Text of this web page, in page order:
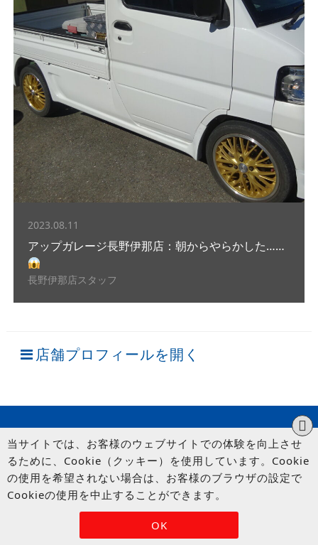
2023.08.11
アップガレージ長野伊那店：朝からやらかした……
長野伊那店スタッフ
店舗プロフィールを開く
© UP GARAGE GROUP Co., Ltd.
OK
当サイトでは、お客様のウェブサイトでの体験を向上させ
るために、Cookie（クッキー）を使用しています。Cookie
の使用を希望されない場合は、お客様のブラウザの設定で
Cookieの使用を中止することができます。